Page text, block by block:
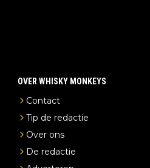
OVER WHISKY MONKEYS
Contact
Tip de redactie
Over ons
De redactie